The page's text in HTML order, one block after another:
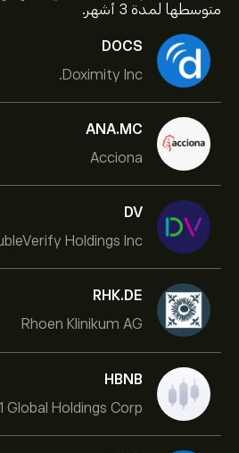
متوسطها لمدة 3 أشهر.
DOCS
Doximity Inc.
ANA.MC
Acciona
DV
Holdings Inc
RHK.DE
Rhoen Klinikum AG
HBNB
Global Holdings Corp